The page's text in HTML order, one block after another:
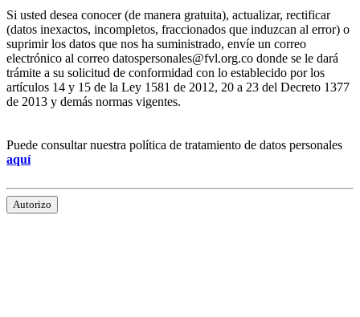
Si usted desea conocer (de manera gratuita), actualizar, rectificar
(datos inexactos, incompletos, fraccionados que induzcan al error) o
suprimir los datos que nos ha suministrado, envíe un correo
electrónico al correo datospersonales@fvl.org.co donde se le dará
trámite a su solicitud de conformidad con lo establecido por los
artículos 14 y 15 de la Ley 1581 de 2012, 20 a 23 del Decreto 1377
de 2013 y demás normas vigentes.
Puede consultar nuestra política de tratamiento de datos personales
aquí
Autorizo